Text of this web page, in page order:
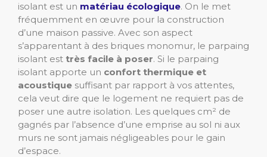
isolant est un matériau écologique. On le met
fréquemment en œuvre pour la construction
d’une maison passive. Avec son aspect
s’apparentant à des briques monomur, le parpaing
isolant est très facile à poser. Si le parpaing
isolant apporte un confort thermique et
acoustique suffisant par rapport à vos attentes,
cela veut dire que le logement ne requiert pas de
poser une autre isolation. Les quelques cm² de
gagnés par l’absence d’une emprise au sol ni aux
murs ne sont jamais négligeables pour le gain
d’espace.